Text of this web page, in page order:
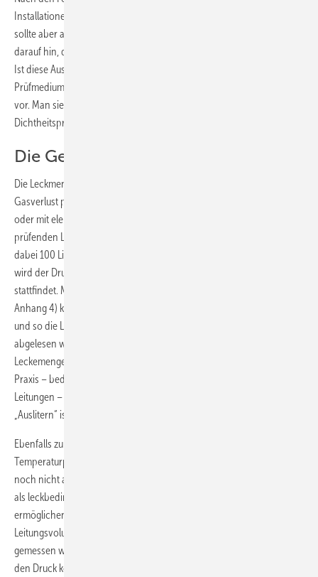
Installationen darf der Prüfdruck während der Prüfzeit nicht fallen. Er
sollte aber auch nicht steigen. Ein ansteigender Prüfdruck weist
darauf hin, dass sich das Prüfmedium durch Wärmezufuhr ausdehnt.
Ist diese Ausdehnung größer als der leckbedingte Verlust des
Prüfmediums, liegt eine undichte Leitung bei ansteigendem Prüfdruck
vor. Man sieht: Den Nachweis der Dichtheit kann die
Dichtheitsprüfung nur durch einen konstanten Prüfdruck erbringen.
Die Gebrauchsfähigkeitsprüfung
Die Leckmenge einer Niederdruck-Gasleitung (ermittelt in Litern
Gasverlust pro Stunde unter Betriebsdruck) lässt sich rechnerisch
oder mit elektronischen Messgeräten feststellen. Das Volumen der zu
prüfenden Leitung bzw. des zu prüfenden Leitungsabschnittes darf
dabei 100 Liter nicht überschreiten. Bei der rechnerischen Methode
wird der Druckabfall ermittelt, der in einer Prüfzeit von einer Minute
stattfindet. Mit Hilfe eines entsprechenden Diagramms (TRGI 2008,
Anhang 4) kann dieser in das Verhältnis zum Leitungsvolumen gesetzt
und so die Leckrate der Gasleitung – bezogen auf den Betriebsdruck –
abgelesen werden. Problematisch ist bei dieser Art der
Leckemengenermittlung, dass das Volumen alter Leitungen in der
Praxis – bedingt durch unter Putz oder sonst nicht sichtbar verlegte
Leitungen – rechnerisch nicht exakt ermittelt werden kann. Ein
„Auslitern“ ist zwar möglich, jedoch für die Praxis wenig tauglich.
Ebenfalls zu ungenauen Ergebnissen führt die
Temperaturproblematik. Schnell wird ein Druckabfall, der auf den
noch nicht abgeschlossenen Temperaturausgleich zurückzuführen ist,
als leckbedingt fehlinterpretiert. Elektronische Messgeräte
ermöglichen die Ermittlung einer Leckage ohne genaue Ermittlung des
Leitungsvolumens. Dies geschieht im Prinzip, indem die Gasmenge
gemessen wird, die in die zu prüfende Leitung nachzuliefern ist, um
den Druck konstant zu halten. Das, was hinten entweicht, muss quasi